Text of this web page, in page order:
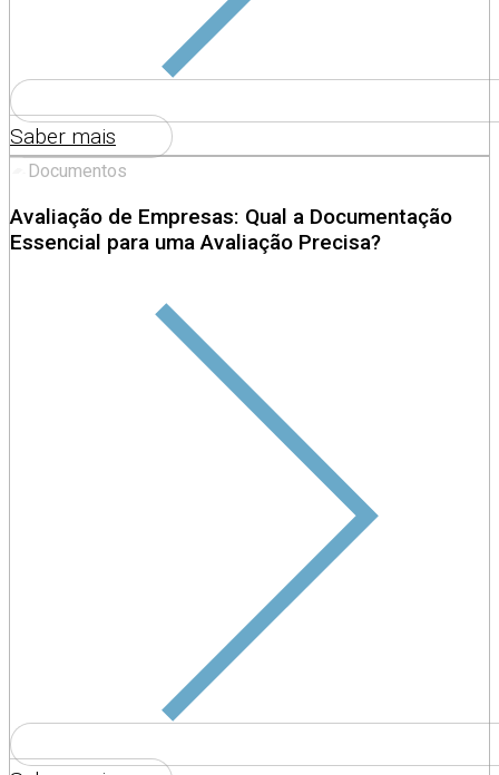
Saber mais
Avaliação de Empresas: Qual a Documentação
Essencial para uma Avaliação Precisa?